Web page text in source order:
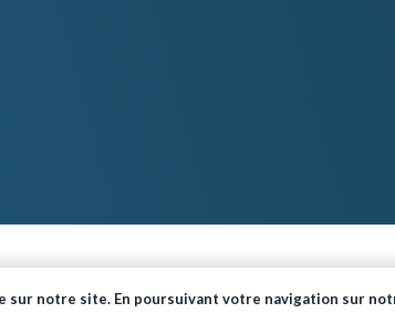
notre site. En poursuivant votre navigation sur